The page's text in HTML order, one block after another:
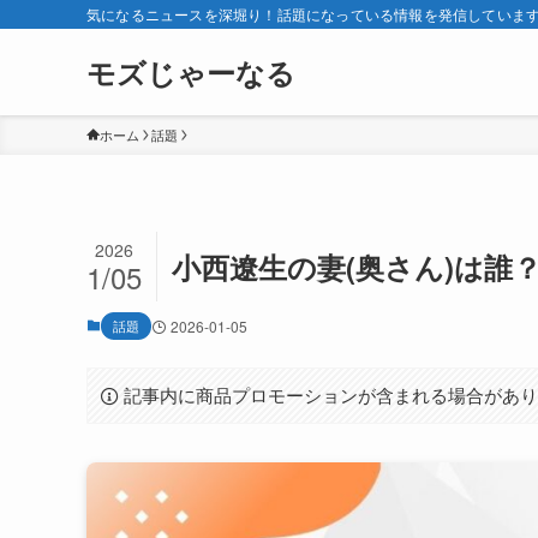
気になるニュースを深堀り！話題になっている情報を発信していま
モズじゃーなる
ホーム 話題
小西遼生の妻(奥さん)は誰
2026
1/05
話題 2026-01-05
記事内に商品プロモーションが含まれる場合があ